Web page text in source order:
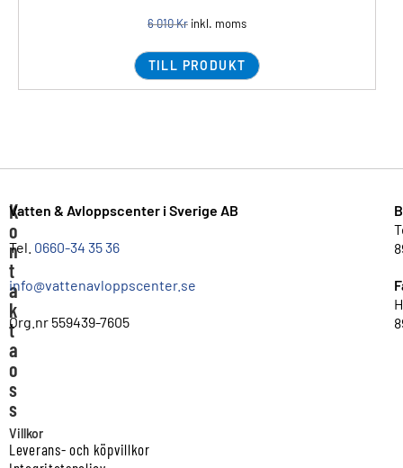
6 010Kr inkl. moms
TILL PRODUKT
K
o
n
t
a
k
t
a
o
s
s
Vatten & Avloppscenter i Sverige AB
Tel. 0660-34 35 36
info@vattenavloppscenter.se
Org.nr 559439-7605
Villkor
Leverans- och köpvillkor